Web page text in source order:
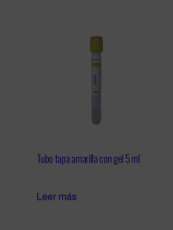
Tubo tapa amarilla con gel 5 ml
Leer más